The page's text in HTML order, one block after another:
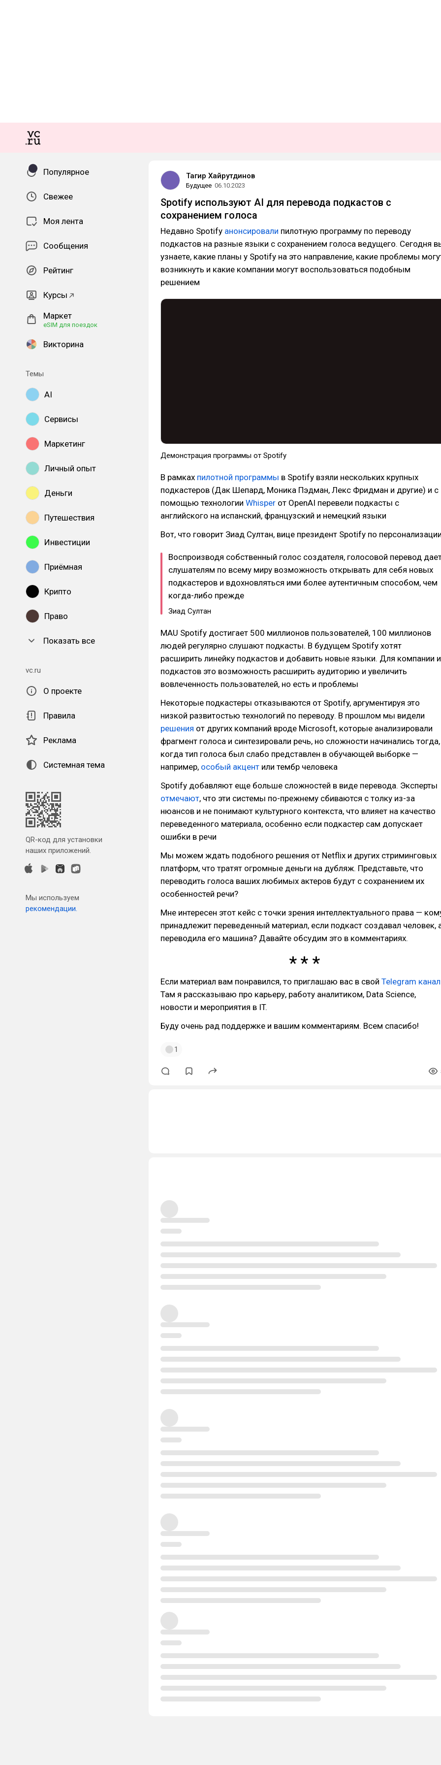
Популярное
Свежее
Моя лента
Сообщения
Рейтинг
Курсы
Маркет
eSIM для поездок
Викторина
Темы
AI
Сервисы
Маркетинг
Личный опыт
Деньги
Путешествия
Инвестиции
Приёмная
Крипто
Право
Показать все
vc.ru
О проекте
Правила
Реклама
Системная тема
QR-код для установки
наших приложений.
Мы используем
рекомендации.
Тагир Хайрутдинов
Будущее 06.10.2023
Spotify используют AI для перевода подкастов с
сохранением голоса
Недавно Spotify анонсировали пилотную программу по переводу
подкастов на разные языки с сохранением голоса ведущего. Сегодня
узнаете, какие планы у Spotify на это направление, какие проблемы
возникнуть и какие компании могут воспользоваться подобным
решением
Демонстрация программы от Spotify
В рамках пилотной программы в Spotify взяли нескольких крупных
подкастеров (Дак Шепард, Моника Пэдман, Лекс Фридман и другие) и с
помощью технологии Whisper от OpenAI перевели подкасты с
английского на испанский, французский и немецкий языки
Вот, что говорит Зиад Султан, вице президент Spotify по
Воспроизводя собственный голос создателя, голосовой перевод
слушателям по всему миру возможность открывать для себя новых
подкастеров и вдохновляться ими более аутентичным способом, чем
когда-либо прежде
Зиад Султан
MAU Spotify достигает 500 миллионов пользователей, 100 миллионов
людей регулярно слушают подкасты. В будущем Spotify хотят
расширить линейку подкастов и добавить новые языки. Для компании и
подкастов это возможность расширить аудиторию и увеличить
вовлеченность пользователей, но есть и проблемы
Некоторые подкастеры отказываются от Spotify, аргументируя это
низкой развитостью технологий по переводу. В прошлом мы видели
решения от других компаний вроде Microsoft, которые анализировали
фрагмент голоса и синтезировали речь, но сложности начинались тогда,
когда тип голоса был слабо представлен в обучающей выборке —
например, особый акцент или тембр человека
Spotify добавляют еще больше сложностей в виде перевода. Эксперты
отмечают, что эти системы по-прежнему сбиваются с толку из-за
нюансов и не понимают культурного контекста, что влияет на качество
переведенного материала, особенно если подкастер сам допускает
ошибки в речи
Мы можем ждать подобного решения от Netflix и других стриминговых
платформ, что тратят огромные деньги на дубляж. Представьте, что
переводить голоса ваших любимых актеров будут с сохранением их
особенностей речи?
Мне интересен этот кейс с точки зрения интеллектуального права —
принадлежит переведенный материал, если подкаст создавал человек,
переводила его машина? Давайте обсудим это в комментариях.
Если материал вам понравился, то приглашаю вас в свой Telegram канал
Там я рассказываю про карьеру, работу аналитиком, Data Science,
новости и мероприятия в IT.
Буду очень рад поддержке и вашим комментариям. Всем спасибо!
1